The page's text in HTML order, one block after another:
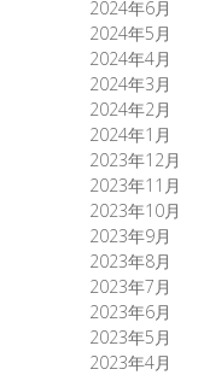
2024年6月
2024年5月
2024年4月
2024年3月
2024年2月
2024年1月
2023年12月
2023年11月
2023年10月
2023年9月
2023年8月
2023年7月
2023年6月
2023年5月
2023年4月